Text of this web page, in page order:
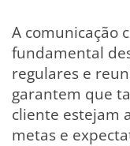
A comunicação
fundamental
regulares e
garantem que
cliente estejam
metas e